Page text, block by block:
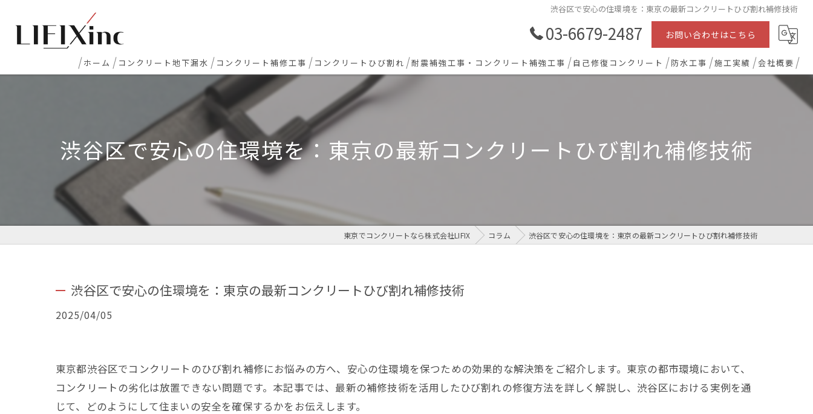
渋谷区で安心の住環境を：東京の最新コンクリートひび割れ補修技術
03-6679-2487 お問い合わせはこちら
ホーム コンクリート地下漏水
地下・半地下駐車場 漏水
エレベーターピット漏水・止水工事
打継ぎ部・コールドジョイント漏水
配管貫通部・スリーブ周り漏水
コンクリート補修工事
新築マンション下地補修
コンクリート欠損 色合わせ補修
床レベラー工事(セルフレベリング)
コンクリートひび割れ 耐震補強工事・コンクリート補強工事 自己修復コンクリート 防水工事 施工実績 会社概要
渋谷区で安心の住環境を：東京の最新コンクリートひび割れ補修技術
東京でコンクリートなら株式会社LIFIX コラム 渋谷区で安心の住環境を：東京の最新コンクリートひび割れ補修技術
渋谷区で安心の住環境を：東京の最新コンクリートひび割れ補修技術
2025/04/05
東京都渋谷区でコンクリートのひび割れ補修にお悩みの方へ、安心の住環境を保つための効果的な解決策をご紹介します。東京の都市環境において、
コンクリートの劣化は放置できない問題です。本記事では、最新の補修技術を活用したひび割れの修復方法を詳しく解説し、渋谷区における実例を通
じて、どのようにして住まいの安全を確保するかをお伝えします。